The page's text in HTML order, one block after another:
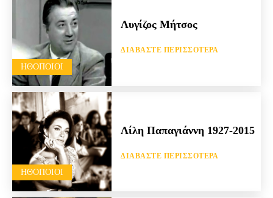
HΘΟΠΟΙΟΊ
Λυγίζος Μήτσος
ΔΙΑΒΆΣΤΕ ΠΕΡΙΣΣΌΤΕΡΑ
HΘΟΠΟΙΟΊ
Λίλη Παπαγιάννη 1927-2015
ΔΙΑΒΆΣΤΕ ΠΕΡΙΣΣΌΤΕΡΑ